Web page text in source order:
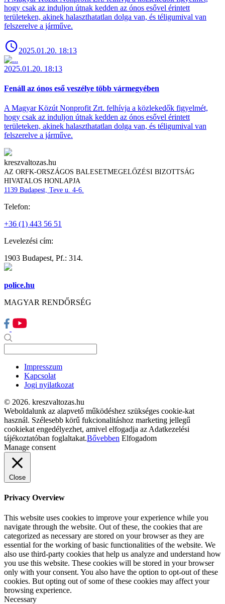
hogy csak az induljon útnak kedden az ónos esővel érintett
területeken, akinek halaszthatatlan dolga van, és téligumival van
felszerelve a járműve.
2025.01.20. 18:13
2025.01.20. 18:13
Fenáll az ónos eső veszélye több vármegyében
A Magyar Közút Nonprofit Zrt. felhívja a közlekedők figyelmét,
hogy csak az induljon útnak kedden az ónos esővel érintett
területeken, akinek halaszthatatlan dolga van, és téligumival van
felszerelve a járműve.
kreszvaltozas.hu
AZ ORFK-ORSZÁGOS BALESETMEGELŐZÉSI BIZOTTSÁG
HIVATALOS HONLAPJA
1139 Budapest, Teve u. 4-6.
Telefon:
+36 (1) 443 56 51
Levelezési cím:
1903 Budapest, Pf.: 314.
police.hu
MAGYAR RENDŐRSÉG
Impresszum
Kapcsolat
Jogi nyilatkozat
© 2026. kreszvaltozas.hu
Weboldalunk az alapvető működéshez szükséges cookie-kat
használ. Szélesebb körű fukcionalitáshoz marketing jellegű
cookiekat engedélyezhet, amivel elfogadja az Adatkezelési
tájékoztatóban foglaltakat.Bővebben Elfogadom
Manage consent
Close
Privacy Overview
This website uses cookies to improve your experience while you
navigate through the website. Out of these, the cookies that are
categorized as necessary are stored on your browser as they are
essential for the working of basic functionalities of the website. We
also use third-party cookies that help us analyze and understand how
you use this website. These cookies will be stored in your browser
only with your consent. You also have the option to opt-out of these
cookies. But opting out of some of these cookies may affect your
browsing experience.
Necessary